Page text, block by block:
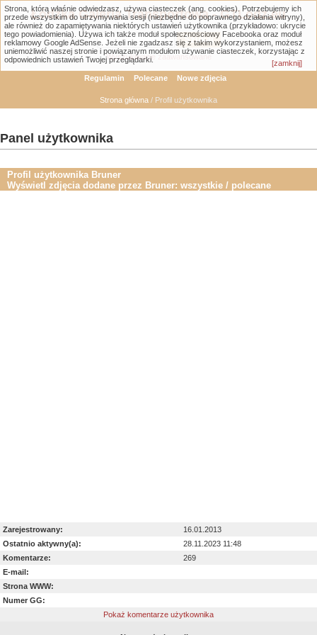
Łódzka Galeria Transportowa - GTLodz.eu
Wyszukiwanie zaawansowane
Regulamin Polecane Nowe zdjęcia
Strona główna / Profil użytkownika
Panel użytkownika
Profil użytkownika Bruner
Wyświetl zdjęcia dodane przez Bruner: wszystkie / polecane
Zarejestrowany:
16.01.2013
Ostatnio aktywny(a):
28.11.2023 11:48
Komentarze:
269
E-mail:
Strona WWW:
Numer GG:
Pokaż komentarze użytkownika
Strona, którą właśnie odwiedzasz, używa ciasteczek (ang. cookies). Potrzebujemy ich
przede wszystkim do utrzymywania sesji (niezbędne do poprawnego działania witryny),
ale również do zapamiętywania niektórych ustawień użytkownika (przykładowo: ukrycie
tego powiadomienia). Używa ich także moduł społecznościowy Facebooka oraz moduł
reklamowy Google AdSense. Jeżeli nie zgadzasz się z takim wykorzystaniem, możesz
uniemożliwić naszej stronie i powiązanym modułom używanie ciasteczek, korzystając z
odpowiednich ustawień Twojej przeglądarki.
[zamknij]